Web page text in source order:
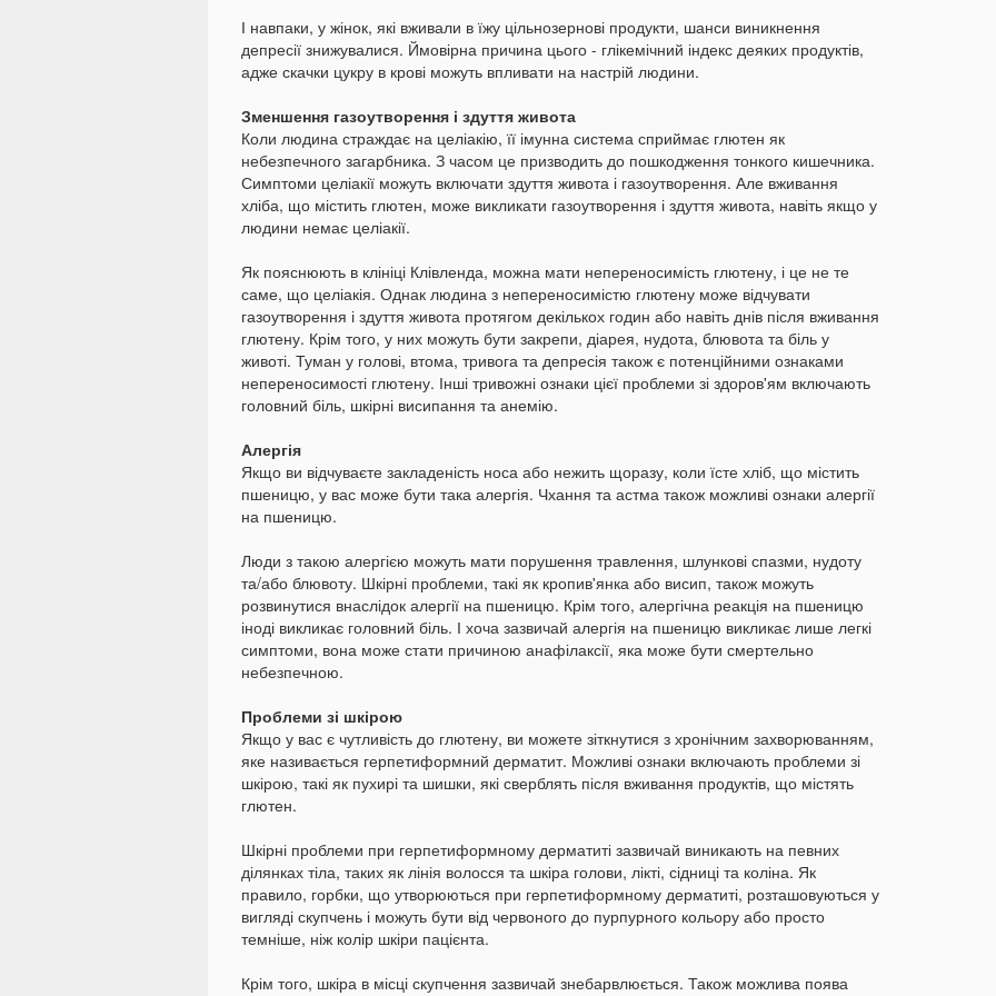
І навпаки, у жінок, які вживали в їжу цільнозернові продукти, шанси виникнення
депресії знижувалися. Ймовірна причина цього - глікемічний індекс деяких продуктів,
адже скачки цукру в крові можуть впливати на настрій людини.
Зменшення газоутворення і здуття живота
Коли людина страждає на целіакію, її імунна система сприймає глютен як
небезпечного загарбника. З часом це призводить до пошкодження тонкого кишечника.
Симптоми целіакії можуть включати здуття живота і газоутворення. Але вживання
хліба, що містить глютен, може викликати газоутворення і здуття живота, навіть якщо у
людини немає целіакії.
Як пояснюють в клініці Клівленда, можна мати непереносимість глютену, і це не те
саме, що целіакія. Однак людина з непереносимістю глютену може відчувати
газоутворення і здуття живота протягом декількох годин або навіть днів після вживання
глютену. Крім того, у них можуть бути закрепи, діарея, нудота, блювота та біль у
животі. Туман у голові, втома, тривога та депресія також є потенційними ознаками
непереносимості глютену. Інші тривожні ознаки цієї проблеми зі здоров'ям включають
головний біль, шкірні висипання та анемію.
Алергія
Якщо ви відчуваєте закладеність носа або нежить щоразу, коли їсте хліб, що містить
пшеницю, у вас може бути така алергія. Чхання та астма також можливі ознаки алергії
на пшеницю.
Люди з такою алергією можуть мати порушення травлення, шлункові спазми, нудоту
та/або блювоту. Шкірні проблеми, такі як кропив'янка або висип, також можуть
розвинутися внаслідок алергії на пшеницю. Крім того, алергічна реакція на пшеницю
іноді викликає головний біль. І хоча зазвичай алергія на пшеницю викликає лише легкі
симптоми, вона може стати причиною анафілаксії, яка може бути смертельно
небезпечною.
Проблеми зі шкірою
Якщо у вас є чутливість до глютену, ви можете зіткнутися з хронічним захворюванням,
яке називається герпетиформний дерматит. Можливі ознаки включають проблеми зі
шкірою, такі як пухирі та шишки, які сверблять після вживання продуктів, що містять
глютен.
Шкірні проблеми при герпетиформному дерматиті зазвичай виникають на певних
ділянках тіла, таких як лінія волосся та шкіра голови, лікті, сідниці та коліна. Як
правило, горбки, що утворюються при герпетиформному дерматиті, розташовуються у
вигляді скупчень і можуть бути від червоного до пурпурного кольору або просто
темніше, ніж колір шкіри пацієнта.
Крім того, шкіра в місці скупчення зазвичай знебарвлюється. Також можлива поява